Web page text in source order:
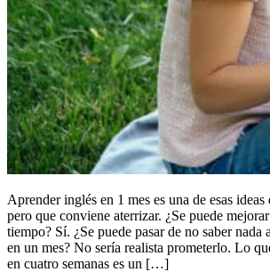
Aprender inglés en 1 mes es una de esas
pero que conviene aterrizar. ¿Se puede
tiempo? Sí. ¿Se puede pasar de no saber
en un mes? No sería realista prometerlo. Lo
en cuatro semanas es un […]